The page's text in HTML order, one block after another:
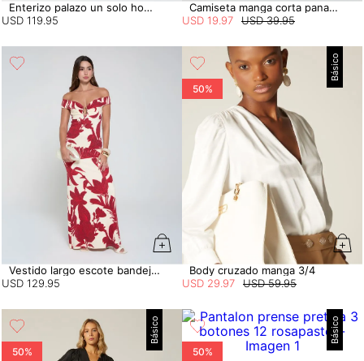
Enterizo palazo un solo hombro
USD 119.95
Camiseta manga corta panamá
USD 39.95
USD 19.97
Vestido largo escote bandeja con insumo
USD 129.95
Básico
50%
Body cruzado manga 3/4
USD 59.95
USD 29.97
Básico
50%
Básico
50%